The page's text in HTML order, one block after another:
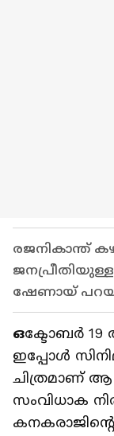
രജനികാന്ത്
ഷേണായ്
ഒക്ടോബർ 19
ഇപ്പോൾ
ചിത്രമാണ് ആ
സംവിധാക